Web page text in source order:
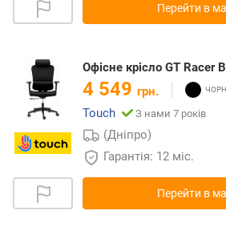
Перейти в
Офісне крісло GT Racer
4 549 грн.
Touch
З нами 7 років
(Дніпро)
Гарантія: 12 міс.
Перейти в